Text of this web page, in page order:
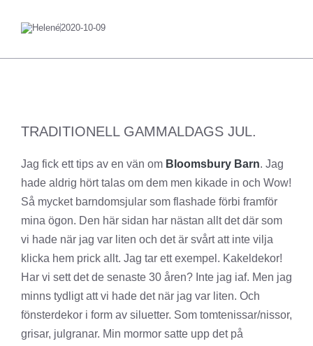
Helené2020-10-09
TRADITIONELL GAMMALDAGS JUL.
Jag fick ett tips av en vän om Bloomsbury Barn. Jag
hade aldrig hört talas om dem men kikade in och Wow!
Så mycket barndomsjular som flashade förbi framför
mina ögon. Den här sidan har nästan allt det där som
vi hade när jag var liten och det är svårt att inte vilja
klicka hem prick allt. Jag tar ett exempel. Kakeldekor!
Har vi sett det de senaste 30 åren? Inte jag iaf. Men jag
minns tydligt att vi hade det när jag var liten. Och
fönsterdekor i form av siluetter. Som tomtenissar/nissor,
grisar, julgranar. Min mormor satte upp det på